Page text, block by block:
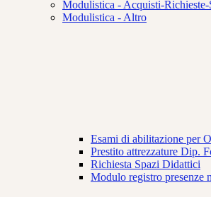
Modulistica - Acquisti-Richieste-
Modulistica - Altro
Esami di abilitazione per
Prestito attrezzature Dip.
Richiesta Spazi Didattici
Modulo registro presenze